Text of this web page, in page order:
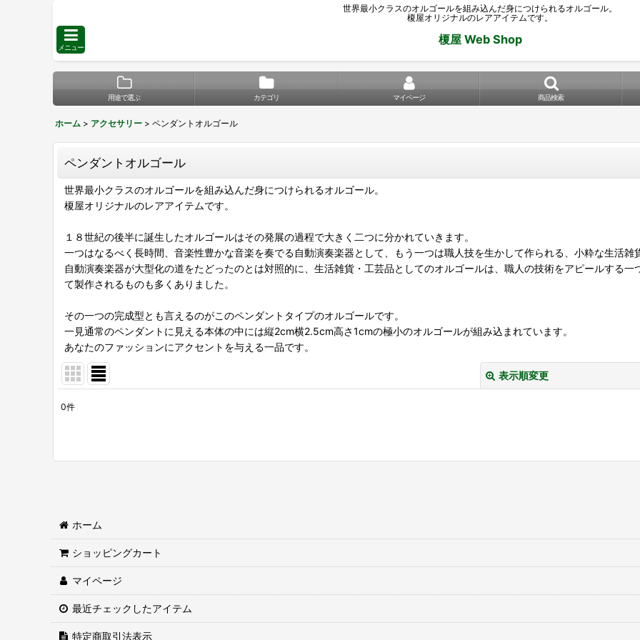
世界最小クラスのオルゴールを組み込んだ身につけられるオルゴール。
榎屋オリジナルのレアアイテムです。
メニュー
榎屋 Web Shop
用途で選ぶ カテゴリ マイページ 商品検索
ホーム > アクセサリー > ペンダントオルゴール
ペンダントオルゴール
世界最小クラスのオルゴールを組み込んだ身につけられるオルゴール。
榎屋オリジナルのレアアイテムです。
１８世紀の後半に誕生したオルゴールはその発展の過程で大きく二つに分かれていきます。
一つはなるべく長時間、音楽性豊かな音楽を奏でる自動演奏楽器として、もう一つは職人技を生かして作られる、小粋な生活雑
自動演奏楽器が大型化の道をたどったのとは対照的に、生活雑貨・工芸品としてのオルゴールは、職人の技術をアピールする
て製作されるものも多くありました。
その一つの完成型とも言えるのがこのペンダントタイプのオルゴールです。
一見通常のペンダントに見える本体の中には縦2cm横2.5cm高さ1cmの極小のオルゴールが組み込まれています。
あなたのファッションにアクセントを与える一品です。
表示順変更
0件
ホーム
ショッピングカート
マイページ
最近チェックしたアイテム
特定商取引法表示